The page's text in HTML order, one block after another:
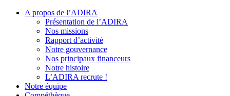
A propos de l’ADIRA
Présentation de l’ADIRA
Nos missions
Rapport d’activité
Notre gouvernance
Nos principaux financeurs
Notre histoire
L’ADIRA recrute !
Notre équipe